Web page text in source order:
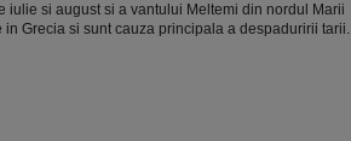
iulie si august si a vantului Meltemi din nordul Marii
Grecia si sunt cauza principala a despaduririi tarii.